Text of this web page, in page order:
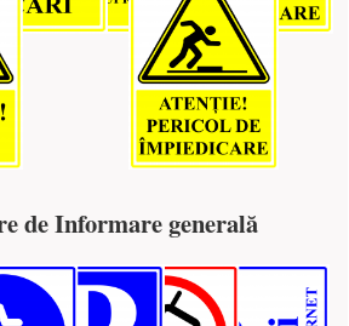
de Informare generală